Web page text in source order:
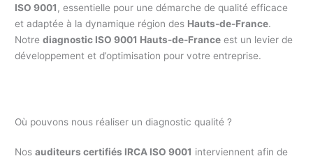
ISO 9001 , essentielle pour une démarche de qualité efficace
et adaptée à la dynamique région des Hauts-de-France.
Notrediagnostic ISO 9001 Hauts-de-France est un levier de
développement et d’optimisation pour votre entreprise.
Où pouvons nous réaliser un diagnostic qualité ?
Nosauditeurs certifiés IRCA ISO 9001 interviennent afin de